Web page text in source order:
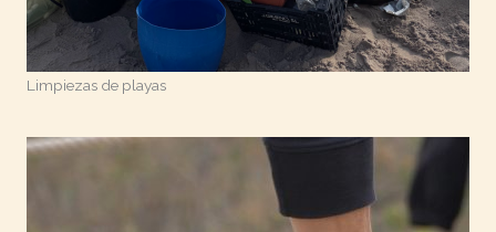
Limpiezas de playas